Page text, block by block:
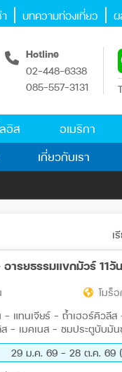
บทความท่องเที่ยว ผ
Hotline
02-448-6338
085-557-3131
อิส อเมริกา
เกี่ยวกับเรา
เ
ารยธรรมแขกมัวร์ 11วั
โมร็อ
แทนเจียร์ - ถ้ำเฮอร์คิวลีส
- เมคเนส - ชมประตูบับมั
คราวีน - ชมเมเดอร์ซา บู
อูฐชมพระอาทิตย์ขึ้นกลางท
- ไอท์ เบน ฮาดดู - ชมเมือง
29 ม.ค. 69 - 28 ต.ค. 69